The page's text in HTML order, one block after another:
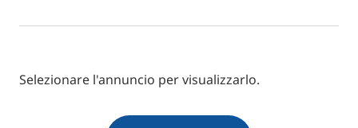
Selezionare l'annuncio per visualizzarlo.